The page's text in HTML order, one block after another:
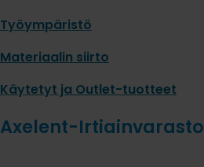
Työympäristö
Materiaalin siirto
Käytetyt ja Outlet-tuotteet
Axelent-Irtiainvarasto